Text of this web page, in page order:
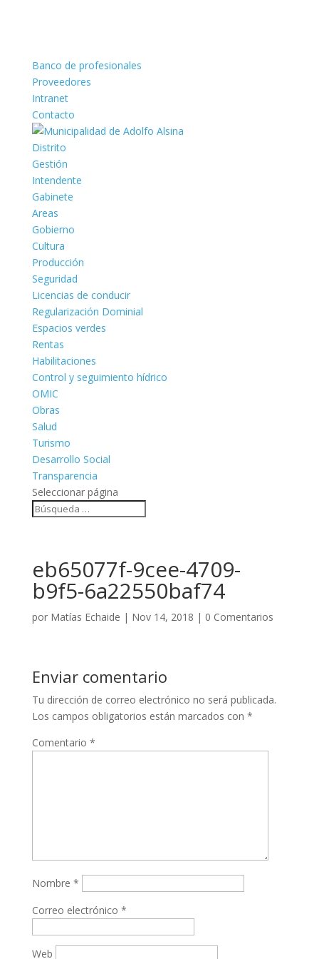
Banco de profesionales
Proveedores
Intranet
Contacto
Distrito
Gestión
Intendente
Gabinete
Areas
Gobierno
Cultura
Producción
Seguridad
Licencias de conducir
Regularización Dominial
Espacios verdes
Rentas
Habilitaciones
Control y seguimiento hídrico
OMIC
Obras
Salud
Turismo
Desarrollo Social
Transparencia
Seleccionar página
eb65077f-9cee-4709-
b9f5-6a22550baf74
por Matías Echaide | Nov 14, 2018 | 0 Comentarios
Enviar comentario
Tu dirección de correo electrónico no será publicada.
Los campos obligatorios están marcados con *
Comentario *
Nombre *
Correo electrónico *
Web